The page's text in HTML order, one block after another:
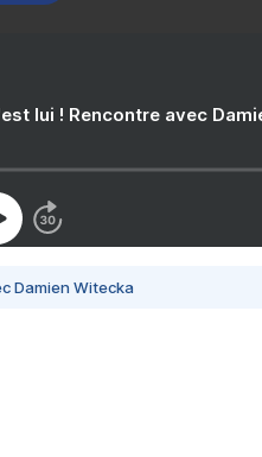
lui ! Rencontre avec
Damien Witecka